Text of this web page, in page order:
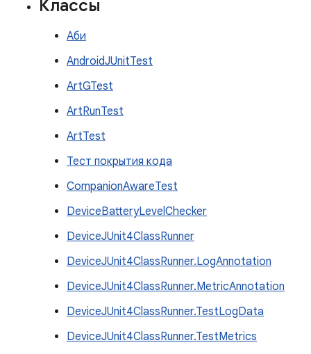
Классы
Аби
AndroidJUnitTest
ArtGTest
ArtRunTest
ArtTest
Тест покрытия кода
CompanionAwareTest
DeviceBatteryLevelChecker
DeviceJUnit4ClassRunner
DeviceJUnit4ClassRunner.LogAnnotation
DeviceJUnit4ClassRunner.MetricAnnotation
DeviceJUnit4ClassRunner.TestLogData
DeviceJUnit4ClassRunner.TestMetrics